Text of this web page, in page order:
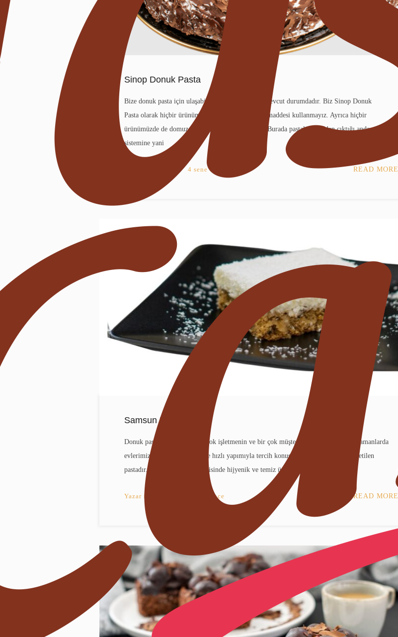
Sinop Donuk Pasta
Bize donuk pasta için ulaşabileceğiniz bazı yerler mevcut durumdadır. Biz Sinop Donuk
Pasta olarak hiçbir ürünümüzde herhangi bir katkı maddesi kullanmayız. Ayrıca hiçbir
ürünümüzde de domuz ürünleri yer almamaktadır. Burada pastalar fırından çıktığı andan şoklama
sistemine yani
4 sene önce READ MORE
Samsun Donuk Pasta
Donuk pasta, donuk pasta birçok işletmenin ve bir çok müşterinin tercihi olup son zamanlarda
evlerimizde de çokca pratik ve hızlı yapımıyla tercih konusu yüksek olan soğuk tüketilen
pastadır. Samsun donuk pasta isinde hijyenik ve temiz üretim ve
Yazar ikbals 4 sene önce READ MORE